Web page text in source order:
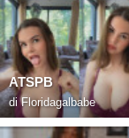
ATSPB
diFloridagalbabe